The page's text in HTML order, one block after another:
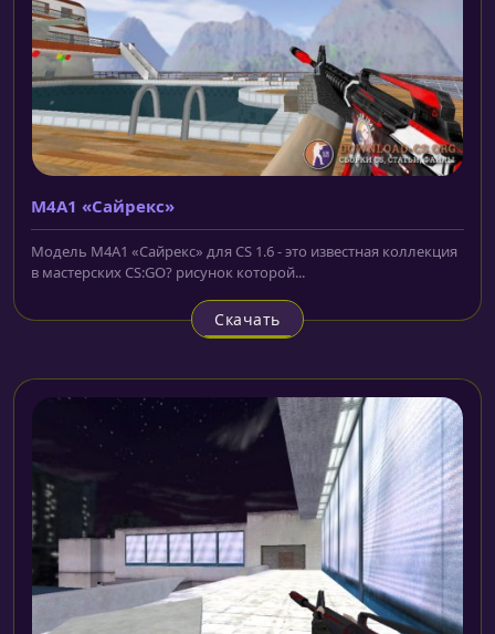
M4A1 «Сайрекс»
Модель M4A1 «Сайрекс» для CS 1.6 - это известная коллекция
в мастерских CS:GO? рисунок которой...
Скачать